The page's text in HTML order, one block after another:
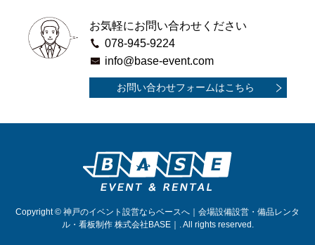
お気軽にお問い合わせください
078-945-9224
info@base-event.com
お問い合わせフォームはこちら
Copyright © 神戸のイベント設営ならベースへ｜会場設備設営・備品レンタ
ル・看板制作 株式会社BASE｜. All rights reserved.